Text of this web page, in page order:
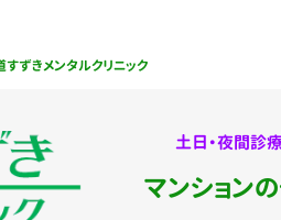
きメンタルクリニック
土日・夜間
マンション